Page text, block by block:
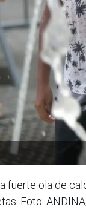
fuerte ola de
Foto: